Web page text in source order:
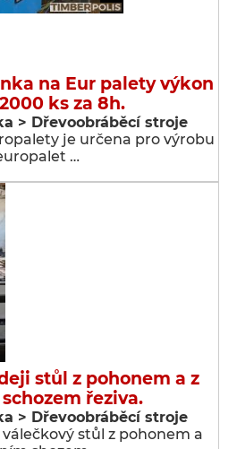
na Eur palety výkon
ks za 8h.
> Dřevoobráběcí stroje
je určena pro výrobu
…
stůl z pohonem a z
řeziva.
> Dřevoobráběcí stroje
stůl z pohonem a